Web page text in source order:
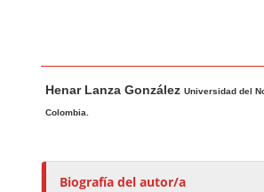
u
t
r
Henar Lanza GonzálezUniversidad del
Colombia.
Biografía del autor/a